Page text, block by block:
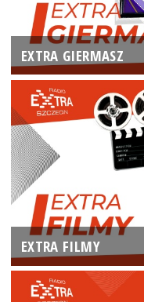
EXTRA GIERMASZ
EXTRA FILMY